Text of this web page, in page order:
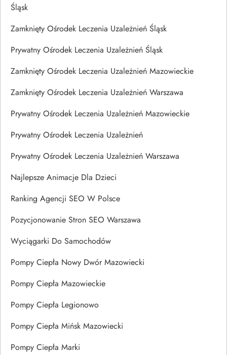
Śląsk
Zamknięty Ośrodek Leczenia Uzależnień Śląsk
Prywatny Ośrodek Leczenia Uzależnień Śląsk
Zamknięty Ośrodek Leczenia Uzależnień Mazowieckie
Zamknięty Ośrodek Leczenia Uzależnień Warszawa
Prywatny Ośrodek Leczenia Uzależnień Mazowieckie
Prywatny Ośrodek Leczenia Uzależnień
Prywatny Ośrodek Leczenia Uzależnień Warszawa
Najlepsze Animacje Dla Dzieci
Ranking Agencji SEO W Polsce
Pozycjonowanie Stron SEO Warszawa
Wyciągarki Do Samochodów
Pompy Ciepła Nowy Dwór Mazowiecki
Pompy Ciepła Mazowieckie
Pompy Ciepła Legionowo
Pompy Ciepła Mińsk Mazowiecki
Pompy Ciepła Marki